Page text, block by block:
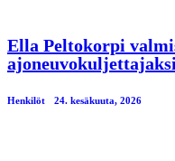
Ella Peltokorpi
ajoneuvokuljettajaksi
Henkilöt 24. kesäkuuta, 2026